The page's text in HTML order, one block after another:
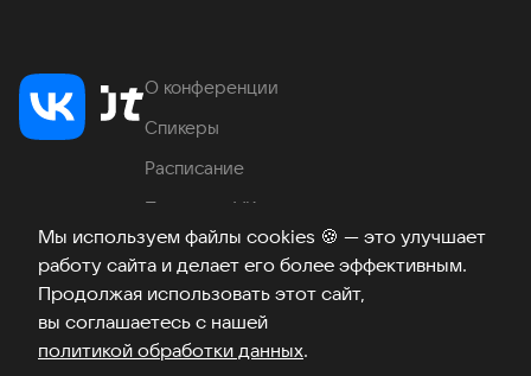
Мы используем файлы cookies 🍪 — это улучшает
работу сайта и делает его более эффективным.
Продолжая использовать этот сайт,
вы соглашаетесь с нашей
политикой обработки данных.
О конференции
Спикеры
Расписание
Продукты VK
Место проведения
Часто задаваемые вопросы
ТелеграмВКонтакте
Хабр